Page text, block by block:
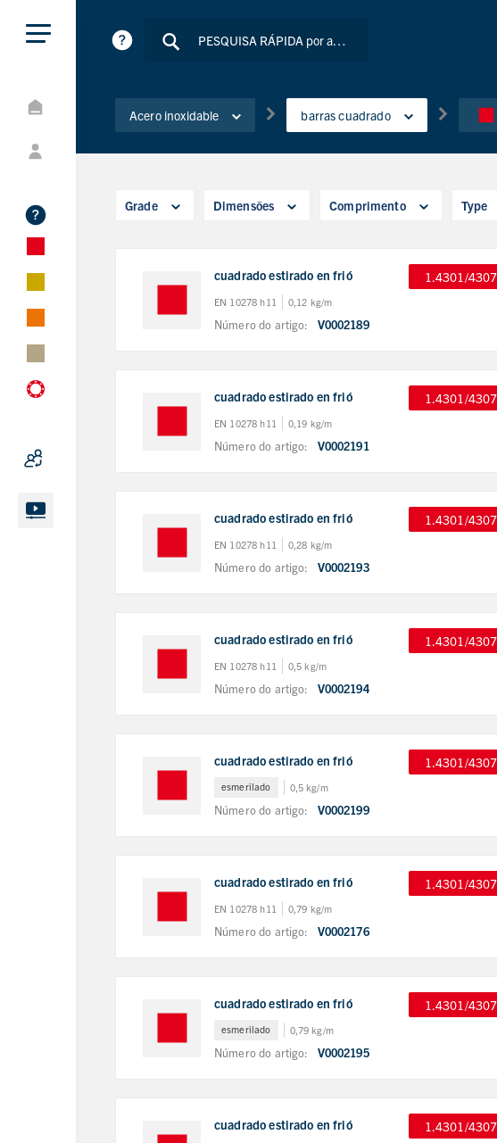
Acero inoxidable barras cuadrado
Grade Dimensões Comprimento Type
cuadrado estirado en frió 1.4301/4307
EN 10278 h11 0,12 kg/m
Número do artigo: V0002189
cuadrado estirado en frió 1.4301/4307
EN 10278 h11 0,19 kg/m
Número do artigo: V0002191
cuadrado estirado en frió 1.4301/4307
EN 10278 h11 0,28 kg/m
Número do artigo: V0002193
cuadrado estirado en frió 1.4301/4307
EN 10278 h11 0,5 kg/m
Número do artigo: V0002194
cuadrado estirado en frió 1.4301/4307
esmerilado 0,5 kg/m
Número do artigo: V0002199
cuadrado estirado en frió 1.4301/4307
EN 10278 h11 0,79 kg/m
Número do artigo: V0002176
cuadrado estirado en frió 1.4301/4307
esmerilado 0,79 kg/m
Número do artigo: V0002195
cuadrado estirado en frió 1.4301/4307